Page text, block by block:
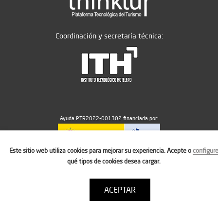
Coordinación y secretaría técnica:
Ayuda PTR2022-001302 financiada por:
MICIU/AEI/10.13039/501100011033
Política de cookies
Condiciones de uso
Este sitio web utiliza cookies para mejorar su experiencia. Acepte oconfigure
qué tipos de cookies desea cargar.
ACEPTAR